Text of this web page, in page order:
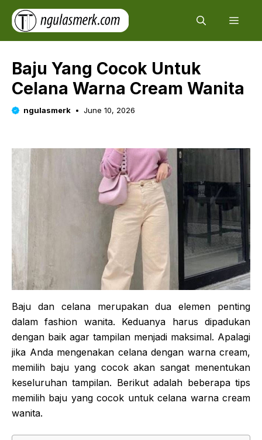
Skip
content
Baju Yang Cocok Untuk
Celana Warna Cream Wanita
ngulasmerk June 10, 2026
Baju dan celana merupakan dua elemen penting
dalam fashion wanita. Keduanya harus dipadukan
dengan baik agar tampilan menjadi maksimal. Apalagi
jika Anda mengenakan celana dengan warna cream,
memilih baju yang cocok akan sangat menentukan
keseluruhan tampilan. Berikut adalah beberapa tips
memilih baju yang cocok untuk celana warna cream
wanita.